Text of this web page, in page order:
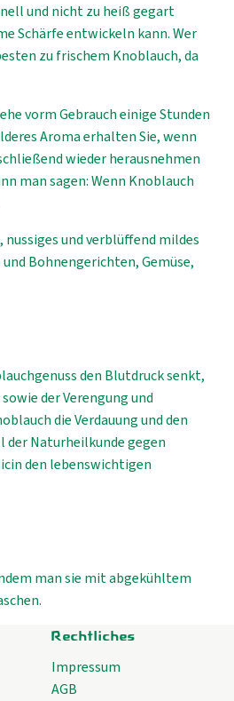
und nicht zu heiß gegart
Schärfe entwickeln kann. Wer
zu frischem Knoblauch, da
vorm Gebrauch einige Stunden
Aroma erhalten Sie, wenn
wieder herausnehmen
man sagen: Wenn Knoblauch
und verblüffend mildes
Bohnengerichten, Gemüse,
den Blutdruck senkt,
der Verengung und
die Verdauung und den
der Naturheilkunde gegen
den lebenswichtigen
man sie mit abgekühltem
Rechtliches
Impressum
AGB